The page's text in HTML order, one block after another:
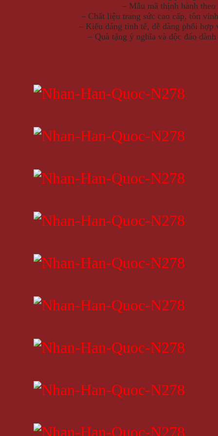
– Mẫu mã thịnh hành
– Chất liệu trang sức cao cấp, tôn
– Kiểu dáng tinh tế, dễ dàng phối hợp
– Quà tặng ý nghĩa và độc đáo